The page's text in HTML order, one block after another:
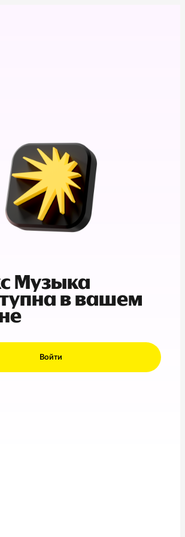
Музыка
в вашем
Войти